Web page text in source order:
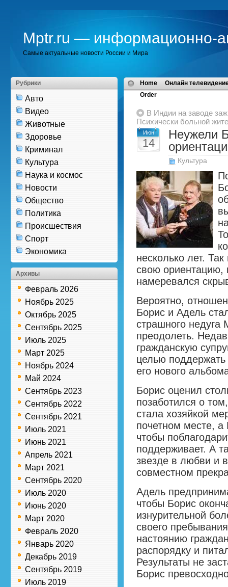
Mptr.ru — информационно-
Самые актуальные новости России и Мира
Рубрики
Авто
Видео
Животные
Здоровье
Криминал
Культура
Наука и космос
Новости
Общество
Политика
Происшествия
Спорт
Экономика
Архивы
Февраль 2026
Ноябрь 2025
Октябрь 2025
Сентябрь 2025
Июль 2025
Март 2025
Ноябрь 2024
Май 2024
Сентябрь 2023
Сентябрь 2022
Сентябрь 2021
Июль 2021
Июнь 2021
Апрель 2021
Март 2021
Сентябрь 2020
Июль 2020
Июнь 2020
Март 2020
Февраль 2020
Январь 2020
Декабрь 2019
Сентябрь 2019
Июль 2019
Home
Онлайн
Order
В Индии на заводе
Психически больной
Июн
14
Неужели
Культура
несколько лет.
свою ориентацию,
намеревался
Вероятно,
Борис и Адель
страшного недуга
преодолеть.
гражданскую
целью
его нового
Борис оценил
позаботился о
стала хозяйкой
почетном месте,
чтобы
поддерживает. А
звезде в любви и
совместном
Адель
чтобы Борис
изнурительной
своего
настоянию
распорядку и
Результаты не
Борис